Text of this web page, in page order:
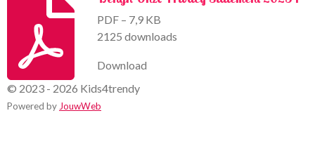
PDF – 7,9 KB
2125 downloads
Download
© 2023 - 2026 Kids4trendy
Powered by JouwWeb